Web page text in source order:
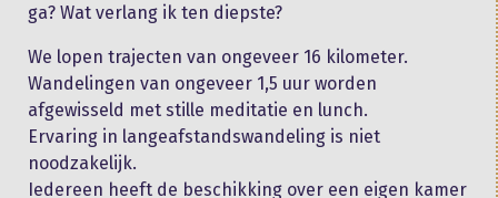
ga? Wat verlang ik ten diepste?
We lopen trajecten van ongeveer 16 kilometer.
Wandelingen van ongeveer 1,5 uur worden
afgewisseld met stille meditatie en lunch.
Ervaring in langeafstandswandeling is niet
noodzakelijk.
Iedereen heeft de beschikking over een eigen kamer